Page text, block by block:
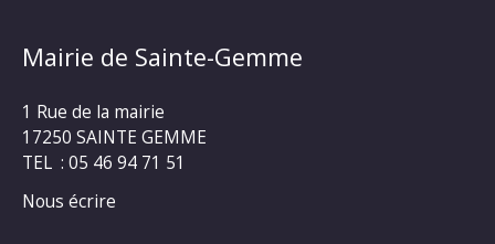
Mairie de Sainte-Gemme
1 Rue de la mairie
17250 SAINTE GEMME
TEL : 05 46 94 71 51
Nous écrire